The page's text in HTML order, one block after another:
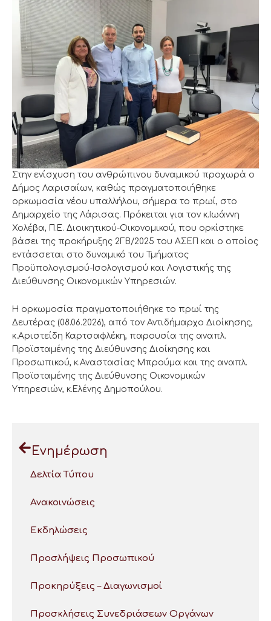
Στην ενίσχυση του ανθρώπινου δυναμικού προχωρά ο
Δήμος Λαρισαίων, καθώς πραγματοποιήθηκε
ορκωμοσία νέου υπαλλήλου, σήμερα το πρωί, στο
Δημαρχείο της Λάρισας. Πρόκειται για τον κ.Ιωάννη
Χολέβα, Π.Ε. Διοικητικού-Οικονομικού, που ορκίστηκε
βάσει της προκήρυξης 2ΓΒ/2025 του ΑΣΕΠ και ο οποίος
εντάσσεται στο δυναμικό του Τμήματος
Προϋπολογισμού-Ισολογισμού και Λογιστικής της
Διεύθυνσης Οικονομικών Υπηρεσιών.
Η ορκωμοσία πραγματοποιήθηκε το πρωί της
Δευτέρας (08.06.2026), από τον Αντιδήμαρχο Διοίκησης,
κ.Αριστείδη Καρτσαφλέκη, παρουσία της αναπλ.
Προϊσταμένης της Διεύθυνσης Διοίκησης και
Προσωπικού, κ.Αναστασίας Μπρούμα και της αναπλ.
Προϊσταμένης της Διεύθυνσης Οικονομικών
Υπηρεσιών, κ.Ελένης Δημοπούλου.
Ενημέρωση
Δελτία Τύπου
Ανακοινώσεις
Εκδηλώσεις
Προσλήψεις Προσωπικού
Προκηρύξεις – Διαγωνισμοί
Προσκλήσεις Συνεδριάσεων Οργάνων